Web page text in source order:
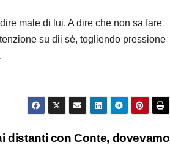
male di lui. A dire che non sa fare
su dii sé, togliendo pressione
distanti con Conte, dovevamo